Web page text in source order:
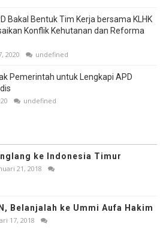
Bakal Bentuk Tim Kerja bersama KLHK
Konflik Kehutanan dan Reforma
2020 undefined
Pemerintah untuk Lengkapi APD
undefined
ke Indonesia Timur
21, 2018
Belanjalah ke Ummi Aufa Hakim
17, 2018